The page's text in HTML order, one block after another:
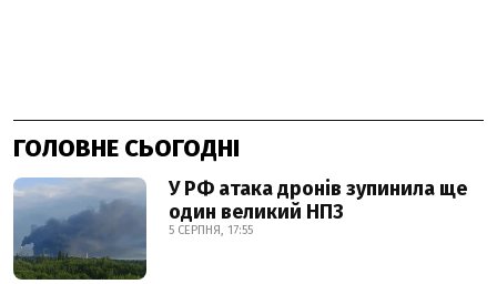
ГОЛОВНЕ СЬОГОДНІ
У РФ атака дронів зупинила ще
один великий НПЗ
5 СЕРПНЯ, 17:55